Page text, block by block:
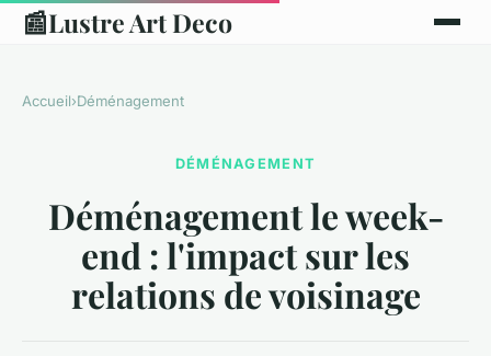
📰Lustre Art Deco
Accueil›Déménagement
DÉMÉNAGEMENT
Déménagement le week-
end : l'impact sur les
relations de voisinage